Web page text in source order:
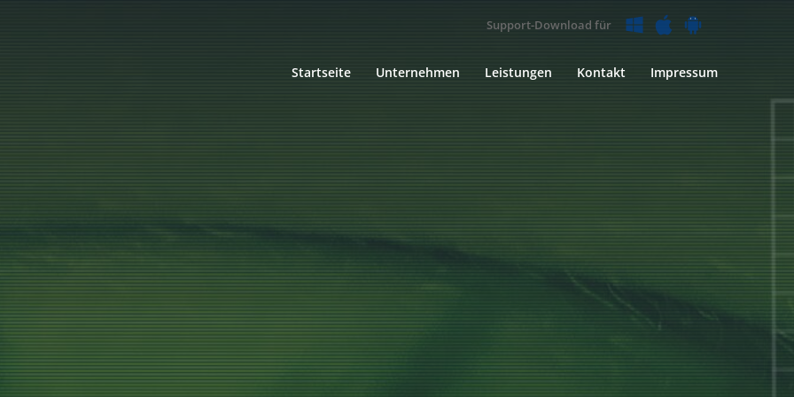
Support-Download für
Startseite Unternehmen Leistungen Kontakt Impressum